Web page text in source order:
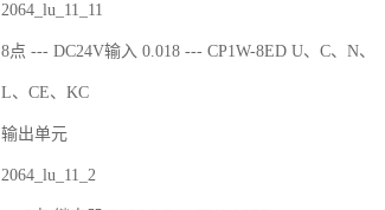
2064_lu_11_11
8点 --- DC24V输入 0.018 --- CP1W-8ED U、C、N、
L、CE、KC
输出单元
2064_lu_11_2